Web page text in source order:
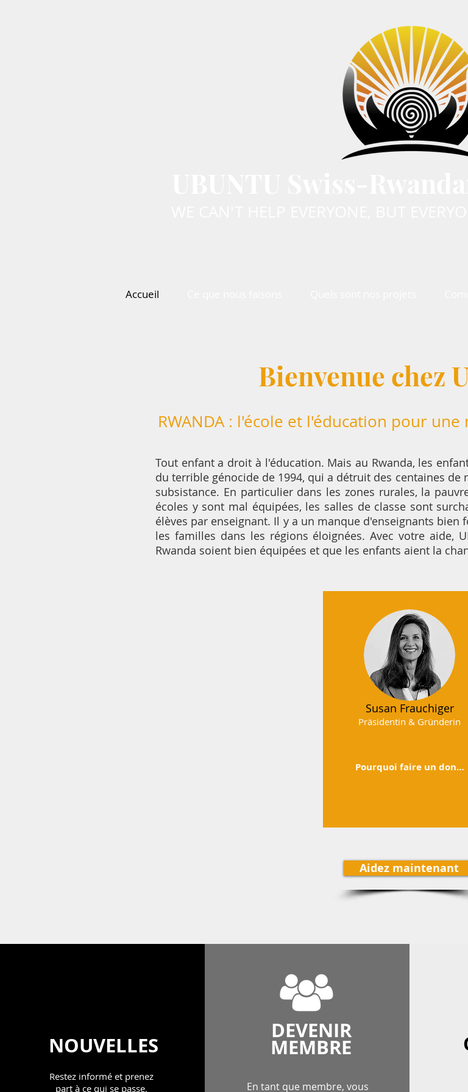
Accueil
Bienvenue chez
RWANDA : l'école et l'éducation pour
Tout enfant a droit à l'éducation. Mais au Rwanda, les
du terrible génocide de 1994, qui a détruit des centaines
subsistance. En particulier dans les zones rurales, la
écoles y sont mal équipées, les salles de classe sont
élèves par enseignant. Il y a un manque d'enseignants bien
les familles dans les régions éloignées. Avec votre aide,
Rwanda soient bien équipées et que les enfants aient la
Pourquoi faire un don…
Susan Frauchiger
Präsidentin & Gründerin
Aidez maintenant
NOUVELLES
Restez informé et prenez
part à ce qui se passe.
DEVENIR
MEMBRE
En tant que membre, vous